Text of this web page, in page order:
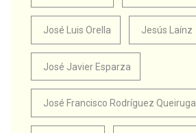
José Luis Orella Jesús Laínz
José Javier Esparza
José Francisco Rodríguez Queiruga